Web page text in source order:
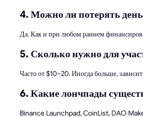
4. Можно ли потерять
Да. Как и при любом раннем
5. Сколько нужно для
Часто от $10–20. Иногда больше,
6. Какие лончпады
Binance Launchpad, CoinList, DAO